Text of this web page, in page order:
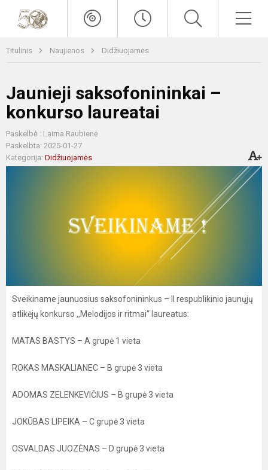
Titulinis Naujienos Didžiuojamės
Jaunieji saksofonininkai –
konkurso laureatai
Paskelbė : Laima Raubienė
Paskelbta: 2025-01-27
Kategorija: Didžiuojamės
Sveikiname jaunuosius saksofonininkus – II respublikinio jaunųjų
atlikėjų konkurso ,,Melodijos ir ritmai“ laureatus:
MATAS BASTYS – A grupė 1 vieta
ROKAS MASKALIANEC – B grupė 3 vieta
ADOMAS ZELENKEVIČIUS – B grupė 3 vieta
JOKŪBAS LIPEIKA – C grupė 3 vieta
OSVALDAS JUOZĖNAS – D grupė 3 vieta